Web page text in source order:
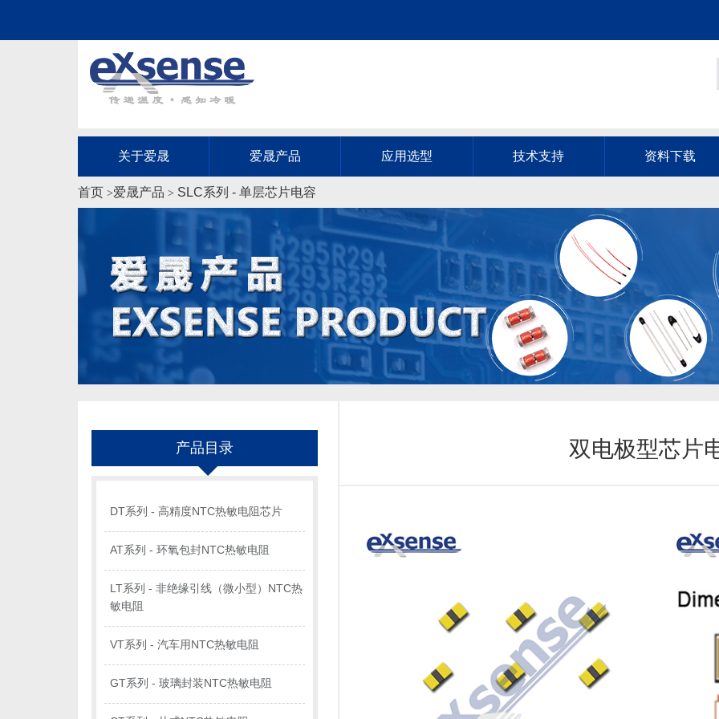
关于爱晟 爱晟产品 应用选型 技术支持 资料下载
首页 >爱晟产品 > SLC系列 - 单层芯片电容
产品目录
DT系列 - 高精度NTC热敏电阻芯片
AT系列 - 环氧包封NTC热敏电阻
LT系列 - 非绝缘引线（微小型）NTC热
敏电阻
VT系列 - 汽车用NTC热敏电阻
GT系列 - 玻璃封装NTC热敏电阻
双电极型芯片